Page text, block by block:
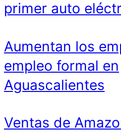
primer auto
Aumentan los
empleo formal en
Aguascalientes
Ventas de